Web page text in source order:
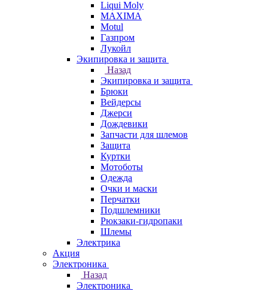
Liqui Moly
MAXIMA
Motul
Газпром
Лукойл
Экипировка и защита
Назад
Экипировка и защита
Брюки
Вейдерсы
Джерси
Дождевики
Запчасти для шлемов
Защита
Куртки
Мотоботы
Одежда
Очки и маски
Перчатки
Подшлемники
Рюкзаки-гидропаки
Шлемы
Электрика
Акция
Электроника
Назад
Электроника